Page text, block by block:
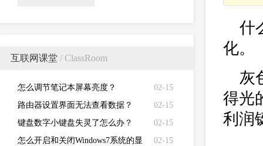
互联网课堂 / ClassRoom
02-15
怎么调节笔记本屏幕亮度？
02-15
路由器设置界面无法查看数据？
02-15
键盘数字小键盘失灵了怎么办？
02-15
怎么开启和关闭Windows7系统的显
什
化。
灰
得光
利润